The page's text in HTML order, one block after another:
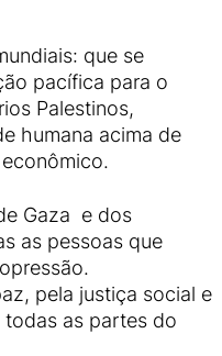
que se
pacífica para o
Palestinos,
humana acima de
Gaza e dos
as pessoas que
pela justiça social e
as partes do